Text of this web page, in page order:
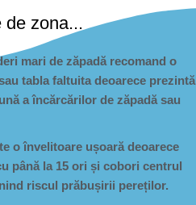
de zona...
mari de zăpadă recomand o
tabla faltuita deoarece prezintă
a încărcărilor de zăpadă sau
o învelitoare ușoară deoarece
până la 15 ori și cobori centrul
riscul prăbușirii pereților.